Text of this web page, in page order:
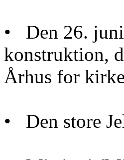
• Den 26. juni
konstruktion,
Århus for
• Den store